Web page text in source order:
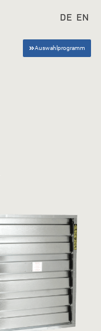
DE EN
Auswahlprogramm